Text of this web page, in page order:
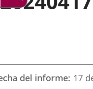
del informe 17